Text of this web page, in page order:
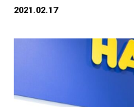
2021.02.17